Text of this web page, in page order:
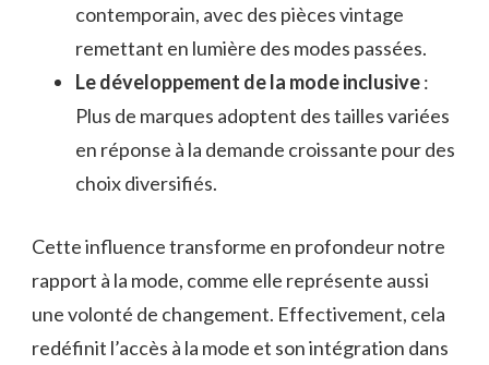
contemporain, avec des pièces vintage
remettant en lumière des modes passées.
Le développement de la mode inclusive:
Plus de marques adoptent des tailles variées
en réponse à la demande croissante pour des
choix diversifiés.
Cette influence transforme en profondeur notre
rapport à la mode, comme elle représente aussi
une volonté de changement. Effectivement, cela
redéfinit l’accès à la mode et son intégration dans